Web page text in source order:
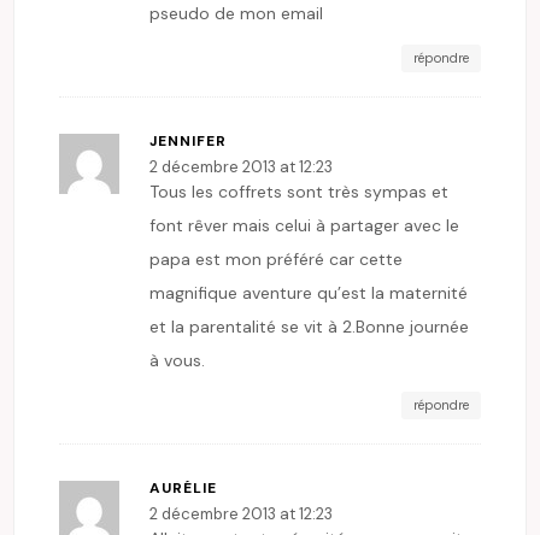
pseudo de mon email
répondre
JENNIFER
2 décembre 2013 at 12:23
Tous les coffrets sont très sympas et
font rêver mais celui à partager avec le
papa est mon préféré car cette
magnifique aventure qu’est la maternité
et la parentalité se vit à 2.Bonne journée
à vous.
répondre
AURÉLIE
2 décembre 2013 at 12:23